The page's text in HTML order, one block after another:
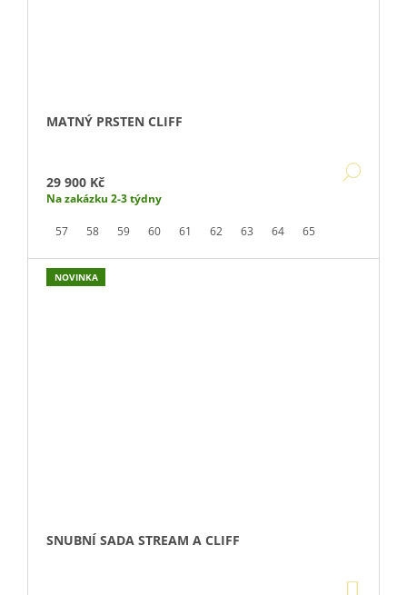
MATNÝ PRSTEN CLIFF
29 900 Kč
Na zakázku 2-3 týdny
57 58 59 60 61 62 63 64 65
NOVINKA
SNUBNÍ SADA STREAM A CLIFF